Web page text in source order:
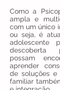
Como a
ampla e
com um único
ou seja, é
descoberta
possam
aprender
de soluções e
familiar